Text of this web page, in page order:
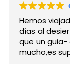
Hemos
días al
que un guia-
mucho,es